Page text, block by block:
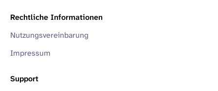
Rechtliche Informationen
Nutzungsvereinbarung
Impressum
Support